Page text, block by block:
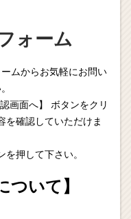
ォーム
ムからお気軽にお問い
画面へ】 ボタンをクリ
を確認していただけま
押して下さい。
ついて】